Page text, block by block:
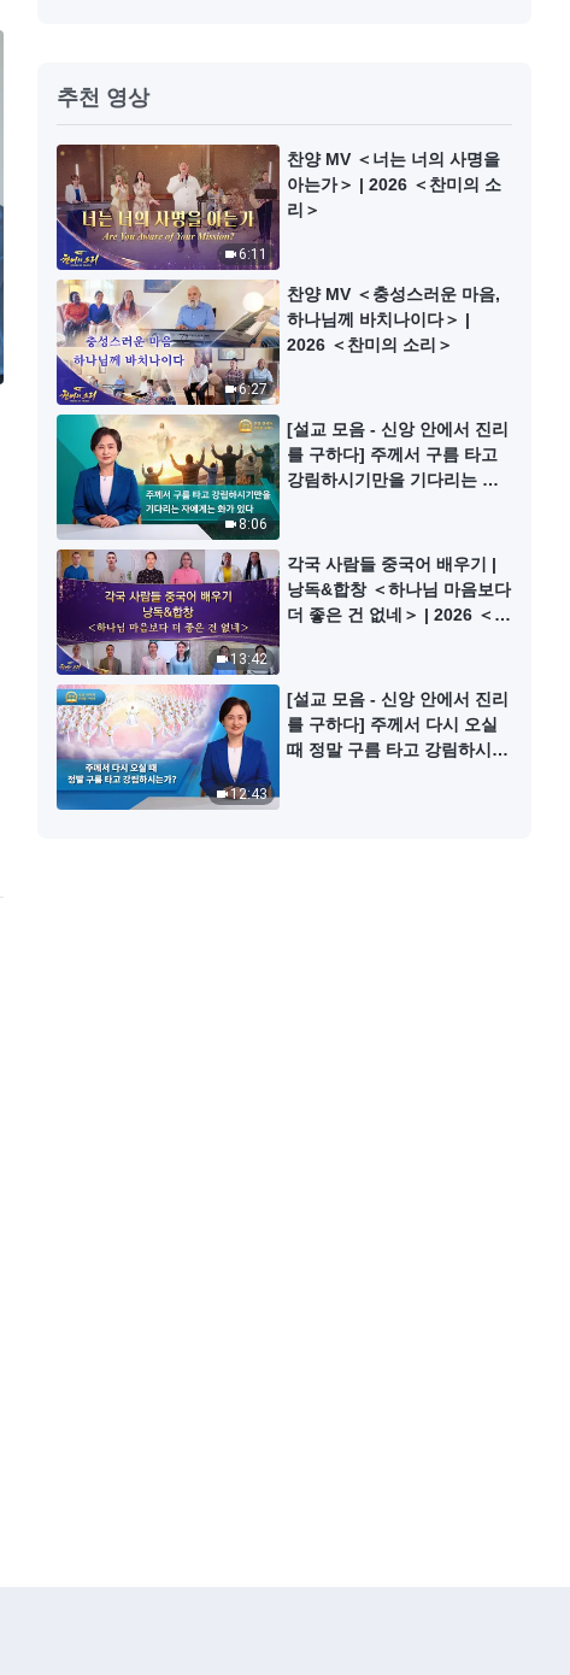
20:26
전능하신 하나님 말씀 낭송 ＜하나
님이 전 우주를 향해 한 말씀의 비
밀 해석ㆍ제1편＞
25:00
전능하신 하나님 말씀 낭송 ＜하나
님이 전 우주를 향해 한 말씀의 비
밀 해석ㆍ제3편＞
17:49
전능하신 하나님 말씀 낭송 ＜하나
님이 전 우주를 향해 한 말씀의 비
밀 해석ㆍ제5편＞
29:44
전능하신 하나님 말씀 낭송 ＜하나
님이 전 우주를 향해 한 말씀의 비
밀 해석ㆍ제6편＞
26:28
전능하신 하나님 말씀 낭송 ＜하나
님이 전 우주를 향해 한 말씀의 비
밀 해석・베드로의 인생에 관하여
＞
추천 영상
6:11
찬양 MV ＜너는 너의 사명을
아는가＞ | 2026 ＜찬미의 소
리＞
6:27
찬양 MV ＜충성스러운 마음,
하나님께 바치나이다＞ |
2026 ＜찬미의 소리＞
8:06
[설교 모음 - 신앙 안에서 진리
를 구하다] 주께서 구름 타고
강림하시기만을 기다리는 자
13:42
각국 사람들 중국어 배우기 |
낭독&합창 ＜하나님 마음보다
더 좋은 건 없네＞ | 2026 ＜찬
12:43
[설교 모음 - 신앙 안에서 진리
를 구하다] 주께서 다시 오실
때 정말 구름 타고 강림하시는